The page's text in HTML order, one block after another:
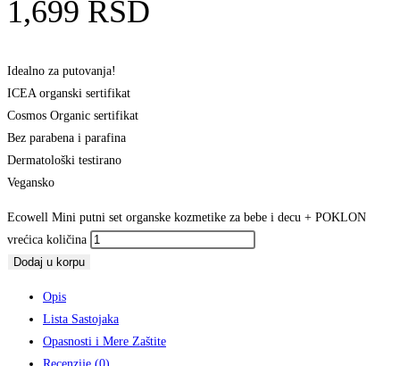
1,699 RSD
Idealno za putovanja!
ICEA organski sertifikat
Cosmos Organic sertifikat
Bez parabena i parafina
Dermatološki testirano
Vegansko
Ecowell Mini putni set organske kozmetike za bebe i decu + POKLON
vrećica količina
Dodaj u korpu
Opis
Lista Sastojaka
Opasnosti i Mere Zaštite